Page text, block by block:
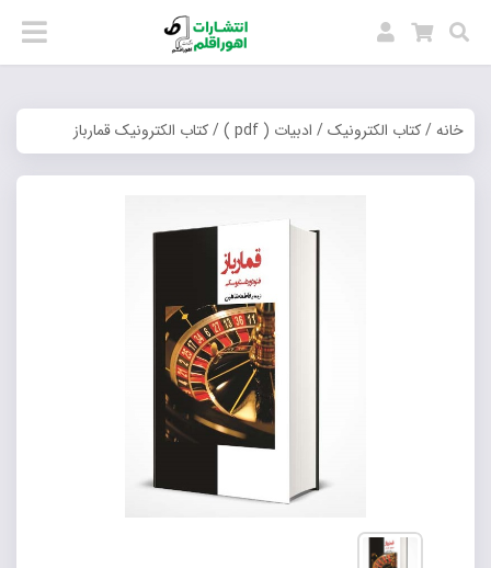
خانه/کتاب الکترونیک/ ادبیات ( pdf ) / کتاب الکترونیک قمارباز